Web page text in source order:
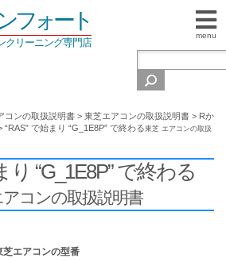
menu
フォート
クリーニング専門店
コンの取扱説明書 > 東芝エアコンの取扱説明書 > Rか
“RAS” で始まり “G_1E8P” で終わる東芝 エアコンの取扱
り “G_1E8P” で終わる
アコンの取扱説明書
芝エアコンの型番